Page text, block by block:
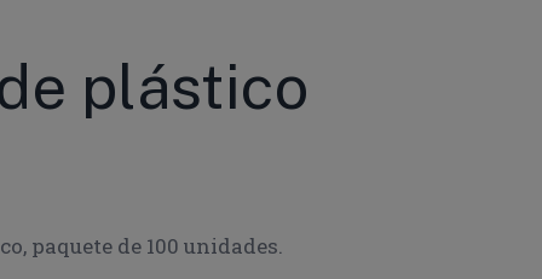
plástico
paquete de 100 unidades.